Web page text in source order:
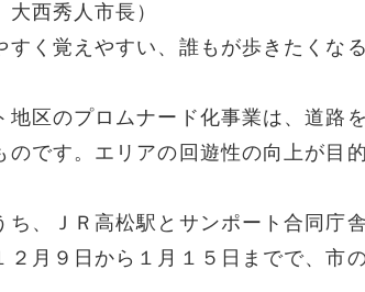
西秀人市長）
すく覚えやすい、誰もが歩きたくな
地区のプロムナード化事業は、道路
のです。エリアの回遊性の向上が目
ち、ＪＲ高松駅とサンポート合同庁
２月９日から１月１５日までで、市